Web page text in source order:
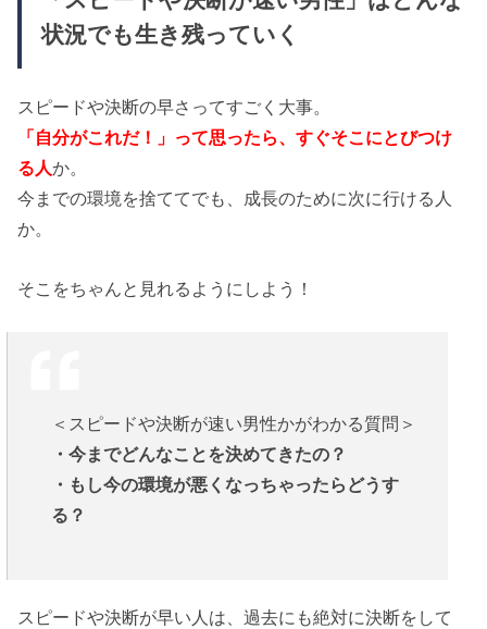
状況でも生き残っていく
スピードや決断の早さってすごく大事。
「自分がこれだ！」って思ったら、すぐそこにとびつけ
る人か。
今までの環境を捨ててでも、成長のために次に行ける人
か。
そこをちゃんと見れるようにしよう！
＜スピードや決断が速い男性かがわかる質問＞
・今までどんなことを決めてきたの？
・もし今の環境が悪くなっちゃったらどうす
る？
スピードや決断が早い人は、過去にも絶対に決断をして